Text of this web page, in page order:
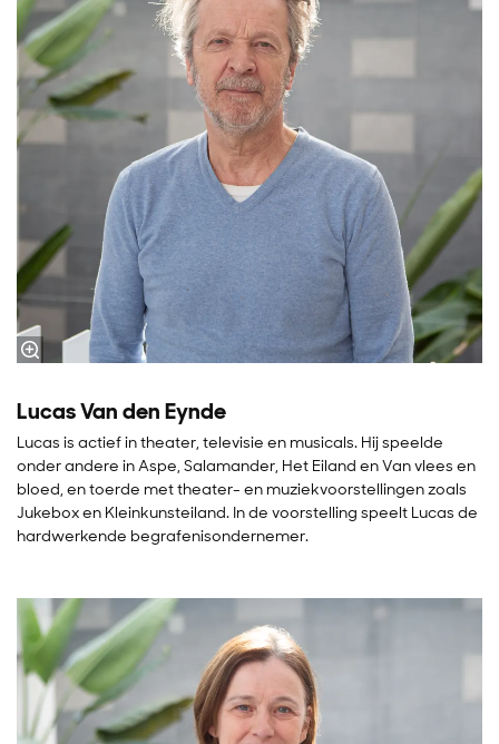
Lucas Van den Eynde
Lucas is actief in theater, televisie en musicals. Hij speelde
onder andere in Aspe, Salamander, Het Eiland en Van vlees en
bloed, en toerde met theater- en muziekvoorstellingen zoals
Jukebox en Kleinkunsteiland. In de voorstelling speelt Lucas de
hardwerkende begrafenisondernemer.